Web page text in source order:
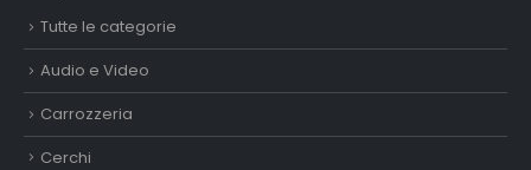
Tutte le categorie
Audio e Video
Carrozzeria
Cerchi